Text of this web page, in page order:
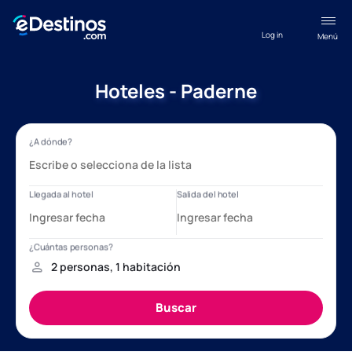
Menú
Log in
Hoteles - Paderne